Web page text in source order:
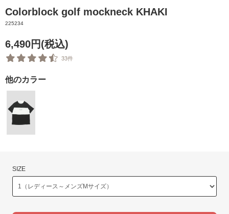
Colorblock golf mockneck KHAKI
225234
6,490円(税込)
33件
他のカラー
SIZE